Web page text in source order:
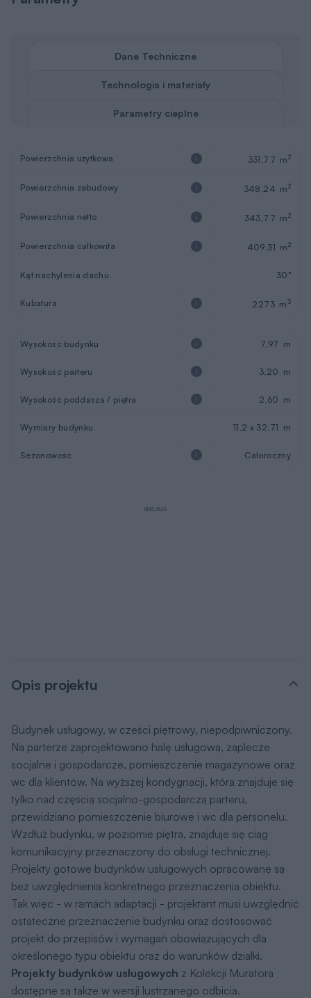
Dane Techniczne
Technologia i materiały
Parametry cieplne
Powierzchnia użytkowa 331,77 m2
Powierzchnia zabudowy 348,24 m2
Powierzchnia netto 343,77 m2
Powierzchnia całkowita 409,31 m2
Kąt nachylenia dachu 30°
Kubatura 2273 m3
Wysokość budynku 7,97 m
Wysokość parteru 3,20 m
Wysokość poddasza / piętra 2,60 m
Wymiary budynku 11,2 x 32,71 m
Sezonowość Całoroczny
REKLAMA
Opis projektu
Budynek usługowy, w cześci piętrowy, niepodpiwniczony.
Na parterze zaprojektowano halę usługową, zaplecze
socjalne i gospodarcze, pomieszczenie magazynowe oraz
wc dla klientów. Na wyższej kondygnacji, która znajduje się
tylko nad częścią socjalno-gospodarczą parteru,
przewidziano pomieszczenie biurowe i wc dla personelu.
Wzdłuż budynku, w poziomie piętra, znajduje się ciąg
komunikacyjny przeznaczony do obsługi technicznej.
Projekty gotowe budynków usługowych opracowane są
bez uwzględnienia konkretnego przeznaczenia obiektu.
Tak więc - w ramach adaptacji - projektant musi uwzględnić
ostateczne przeznaczenie budynku oraz dostosować
projekt do przepisów i wymagań obowiązujących dla
określonego typu obiektu oraz do warunków działki.
Projekty budynków usługowych z Kolekcji Muratora
dostępne są także w wersji lustrzanego odbicia.